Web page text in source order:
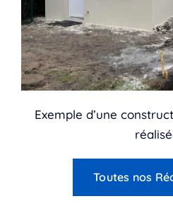
Exemple d’une
Toutes nos